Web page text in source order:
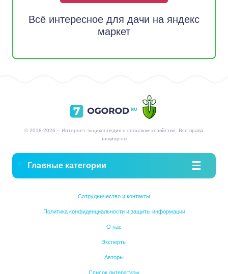
Всё интересное для дачи на яндекс
маркет
© 2018-2026 – Интернет-энциклопедия о сельском хозяйстве. Все права
защищены
Главные категории
Сотрудничество и контакты
Политика конфиденциальности и защиты информации
О нас
Эксперты
Авторы
Список литературы